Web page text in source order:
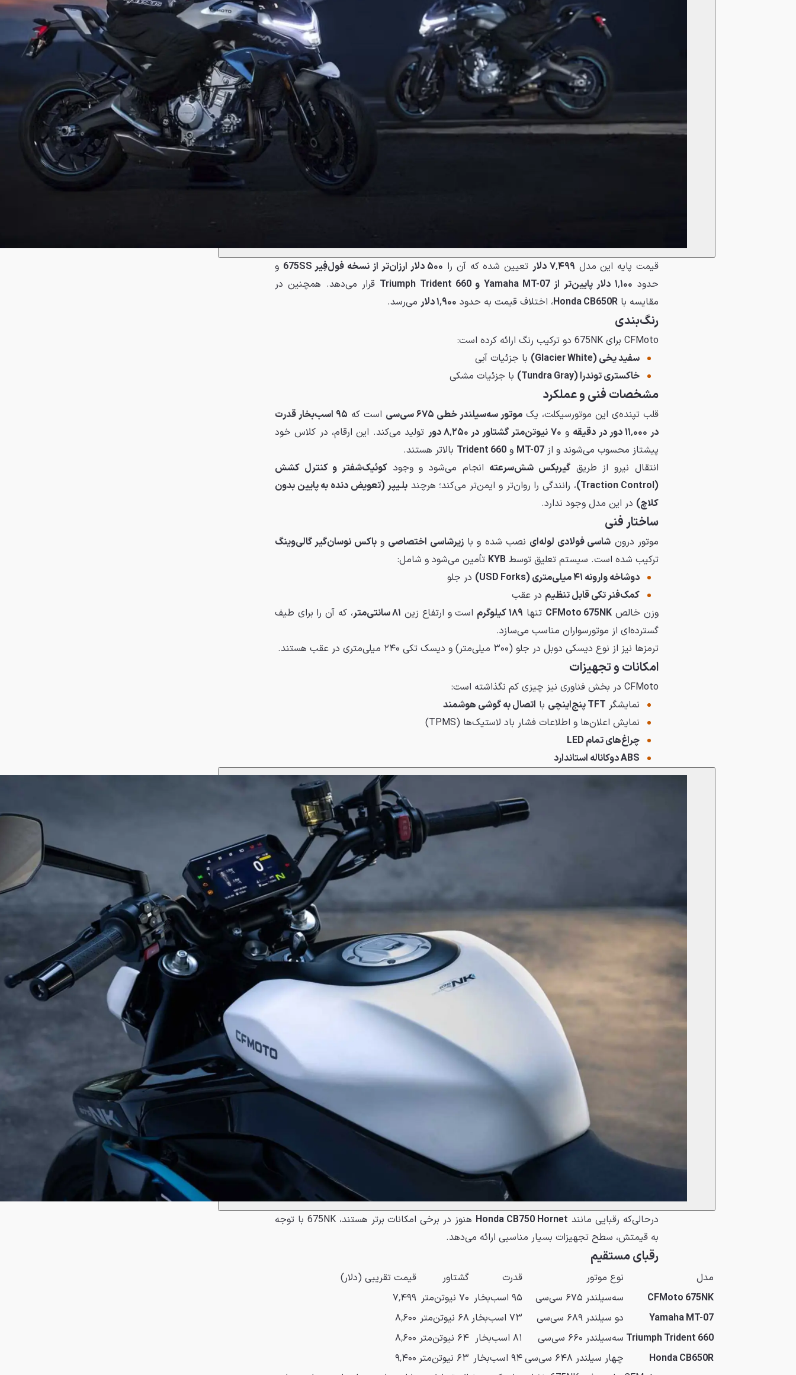
قیمت پایه این مدل ۷٬۴۹۹ دلار تعیین شده که آن را ۵۰۰ دلار ارزان‌تر از نسخه فول‌فِیر 675SS
و
حدود ۱٬۱۰۰ دلار پایین‌تر از Yamaha MT-07 و Triumph Trident 660
قرار می‌دهد. همچنین در
مقایسه باHonda CB650R، اختلاف قیمت به حدود ۱٬۹۰۰ دلار می‌رسد.
رنگ‌بندی
CFMoto برای 675NK دو ترکیب رنگ ارائه کرده است:
سفید یخی (Glacier White)
با جزئیات آبی
خاکستری توندرا (Tundra Gray)
با جزئیات مشکی
مشخصات فنی و عملکرد
قلب تپنده‌ی این موتورسیکلت، یکموتور سه‌سیلندر خطی ۶۷۵ سی‌سی است که
۹۵ اسب‌بخار قدرت
در ۱۱٬۰۰۰ دور در دقیقه
و ۷۰ نیوتن‌متر گشتاور در ۸٬۲۵۰ دور
تولید می‌کند. این ارقام، در کلاس خود
پیشتاز محسوب می‌شوند و ازMT-07 وTrident 660 بالاتر هستند.
انتقال نیرو از طریق گیربکس شش‌سرعته انجام می‌شود و وجودکوئیک‌شفتر و کنترل کشش
(Traction Control)
، رانندگی را روان‌تر و ایمن‌تر می‌کند؛ هرچندبلـیپر (تعویض دنده به پایین بدون
کلاچ) در این مدل وجود ندارد.
ساختار فنی
موتور درون شاسی فولادی لوله‌ای نصب شده و بازیرشاسی اختصاصی وباکس نوسان‌گیر گالی‌وینگ
ترکیب شده است. سیستم تعلیق توسطKYB تأمین می‌شود و شامل:
دوشاخه وارونه ۴۱ میلی‌متری (USD Forks)
در جلو
کمک‌فنر تکی قابل تنظیم در عقب
وزن خالص CFMoto 675NK تنها ۱۸۹ کیلوگرم است و ارتفاع زین ۸۱ سانتی‌متر
، که آن را برای طیف
گسترده‌ای از موتورسواران مناسب می‌سازد.
ترمزها نیز از نوع دیسکی دوبل در جلو (۳۰۰ میلی‌متر) و دیسک تکی ۲۴۰ میلی‌متری در عقب هستند.
امکانات و تجهیزات
CFMoto در بخش فناوری نیز چیزی کم نگذاشته است:
نمایشگر TFT پنج‌اینچی با اتصال به گوشی هوشمند
نمایش اعلان‌ها و اطلاعات فشار باد لاستیک‌ها (TPMS)
چراغ‌های تمام LED
ABS دوکاناله استاندارد
درحالی‌که رقبایی مانند Honda CB750 Hornet
هنوز در برخی امکانات برتر هستند، 675NK با توجه
به قیمتش، سطح تجهیزات بسیار مناسبی ارائه می‌دهد.
رقبای مستقیم
مدل نوع موتور قدرت گشتاور
قیمت تقریبی (دلار)
CFMoto 675NK
سه‌سیلندر ۶۷۵ سی‌سی ۹۵ اسب‌بخار ۷۰ نیوتن‌متر
۷٬۴۹۹
Yamaha MT-07
دو سیلندر ۶۸۹ سی‌سی ۷۳ اسب‌بخار ۶۸ نیوتن‌متر
۸٬۶۰۰
Triumph Trident 660 سه‌سیلندر ۶۶۰ سی‌سی ۸۱ اسب‌بخار ۶۴ نیوتن‌متر
۸٬۶۰۰
Honda CB650R
چهار سیلندر ۶۴۸ سی‌سی ۹۴ اسب‌بخار ۶۳ نیوتن‌متر
۹٬۴۰۰